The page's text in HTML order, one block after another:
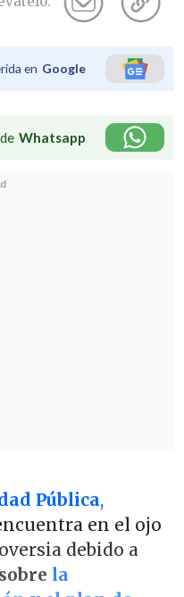
en Google
Whatsapp
Pública,
en el ojo
debido a
la